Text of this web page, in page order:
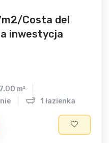
Costa del
inwestycja
m²
1 łazienka